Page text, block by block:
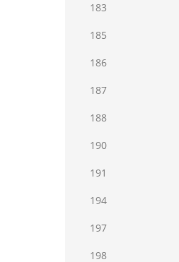
183
185
186
187
188
190
191
194
197
198